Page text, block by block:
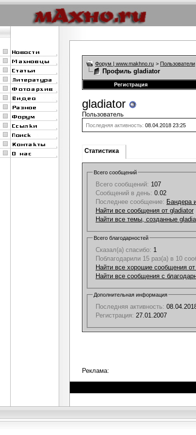
Форум | www.makhno.ru > Пользователи
Профиль gladiator
Регистрация
gladiator
Пользователь
Последняя активность: 08.04.2018 23:25
Статистика
Всего сообщений
Всего сообщений: 107
Сообщений в день: 0.02
Последнее сообщение: Бандера
Найти все сообщения от gladiator
Найти все темы, созданные
Всего благодарностей
Сказал(а) спасибо: 1
Поблагодарили 15 раз(а) в 10
Найти все хорошие сообщения
Найти все сообщения с
Дополнительная информация
Последняя активность:
Регистрация: 27.01.2007
Реклама: